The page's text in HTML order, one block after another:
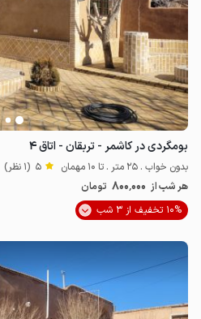
بومگردی در کاشمر - تربقان - اتاق ۴
بدون خواب . 25 متر . تا 10 مهمان 5 (1 نظر)
هر شب از 800٬000 تومان
10% تخفیف از 3 شب